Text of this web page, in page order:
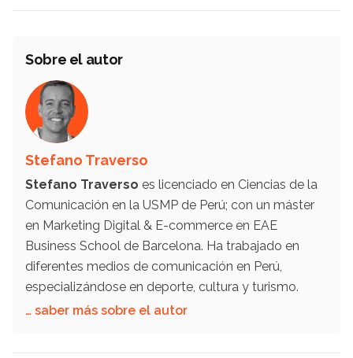
Sobre el autor
Stefano Traverso
Stefano Traverso es licenciado en Ciencias de la
Comunicación en la USMP de Perú; con un máster
en Marketing Digital & E-commerce en EAE
Business School de Barcelona. Ha trabajado en
diferentes medios de comunicación en Perú,
especializándose en deporte, cultura y turismo.
… saber más sobre el autor